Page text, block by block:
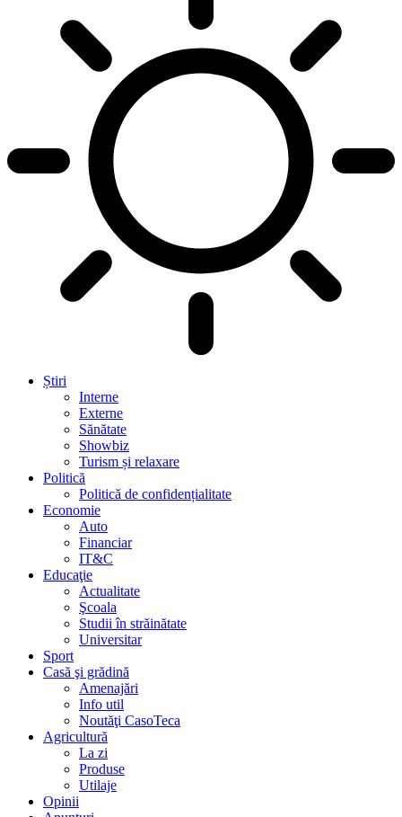
Știri
Interne
Externe
Sănătate
Showbiz
Turism și relaxare
Politică
Politică de confidențialitate
Economie
Auto
Financiar
IT&C
Educaţie
Actualitate
Şcoala
Studii în străinătate
Universitar
Sport
Casă şi grădină
Amenajări
Info util
Noutăţi CasoTeca
Agricultură
La zi
Produse
Utilaje
Opinii